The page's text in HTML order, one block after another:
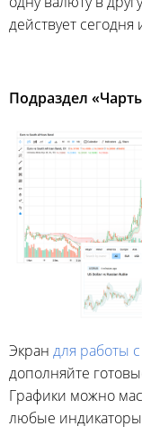
действует
Подраздел
Экран для работы
дополняйте
Графики можно
любые индикаторы